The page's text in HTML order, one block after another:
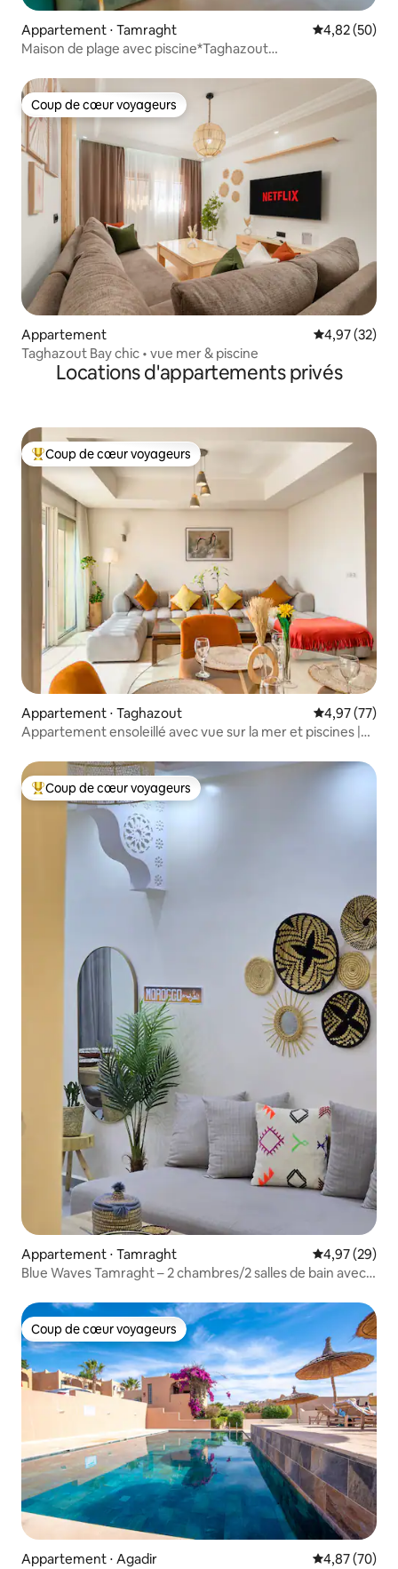
Appartement ⋅ Tamraght Évaluation
4,82 (50)
Maison de plage avec piscine*Taghazout
Coup de cœur voyageurs
Coup de cœur voyageurs
Appartement Évaluation
4,97 (32)
Taghazout Bay chic • vue mer & piscine
Locations d'appartements privés
Coups de cœur voyageurs les plus appréciés
Coup de cœur voyageurs
Appartement ⋅ Taghazout Évaluation
4,97 (77)
Appartement ensoleillé avec vue sur la mer et piscines |
Coups de cœur voyageurs les plus appréciés
Coup de cœur voyageurs
Appartement ⋅ Tamraght Évaluation
4,97 (29)
Blue Waves Tamraght – 2 chambres/2 salles de bain avec
Coup de cœur voyageurs
Coup de cœur voyageurs
Appartement ⋅ Agadir Évaluation
4,87 (70)